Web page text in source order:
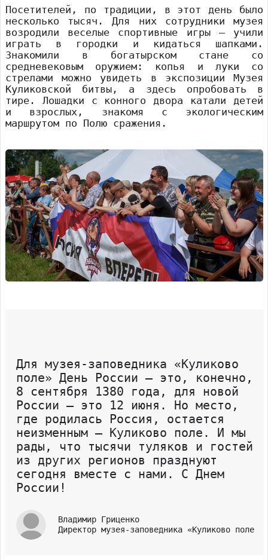
Посетителей, по традиции, в этот день было
несколько тысяч. Для них сотрудники музея
возродили веселые спортивные игры – учили
играть в городки и кидаться шапками.
Знакомили в богатырском стане со
средневековым оружием: копья и луки со
стрелами можно увидеть в экспозиции Музея
Куликовской битвы, а здесь опробовать в
тире. Лошадки с конного двора катали детей
и взрослых, знакомя с экологическим
маршрутом по Полю сражения.
Для музея-заповедника «Куликово
поле» День России – это, конечно,
8 сентября 1380 года, для новой
России – это 12 июня. Но место,
где родилась Россия, остается
неизменным – Куликово поле. И мы
рады, что тысячи туляков и гостей
из других регионов празднуют
сегодня вместе с нами. С Днем
России!
Владимир Гриценко
Директор музея-заповедника «Куликово поле